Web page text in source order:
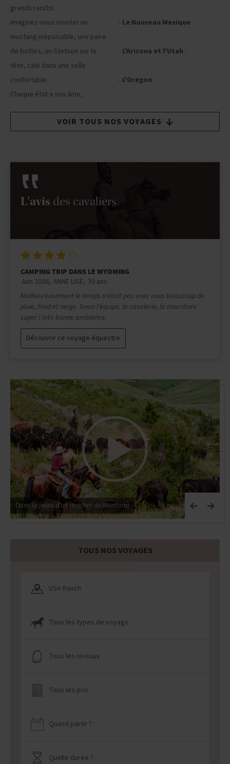
grands ranchs.
Imaginez-vous monter un
mustang inépuisable, une paire
de bottes, un Stetson sur la
tête, calé dans une selle
confortable.
Chaque état a son âme,
- Le Nouveau Mexique :
- L'Arizona et l'Utah :
- L'Oregon :
VOIR TOUS NOS VOYAGES
L'avis des cavaliers
SEMAINE SPÉCIALE ACCOMPAGNÉE AU KARA CREEK RANCH
Mai 2026
JULIA 31 ans
Ce séjour était vraiment exceptionnel, le lieu est à la fois
apaisant et magnifique. Mention spéciale pour Héloïse qui a été
une formidable accompagnatrice
Découvrir ce voyage équestre
Dans la peau d'un rancher du Montana
TOUS NOS VOYAGES
USA Ranch
Tous les types de voyage
Tous les niveaux
Tous les prix
Quand partir ?
Quelle durée ?